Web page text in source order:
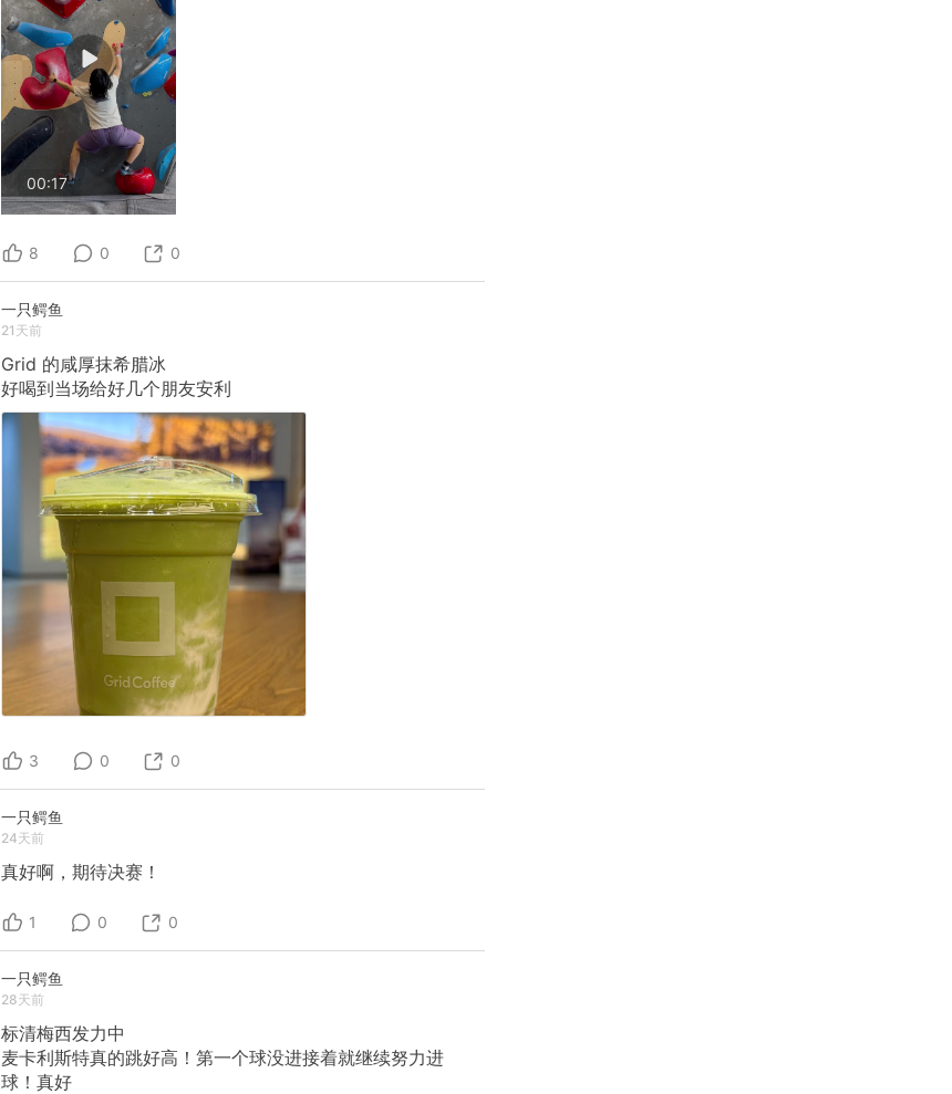
00:17
8 0 0
一只鳄鱼
21天前
Grid 的咸厚抹希腊冰
好喝到当场给好几个朋友安利
3 0 0
一只鳄鱼
24天前
真好啊，期待决赛！
1 0 0
一只鳄鱼
28天前
标清梅西发力中
麦卡利斯特真的跳好高！第一个球没进接着就继续努力进
球！真好